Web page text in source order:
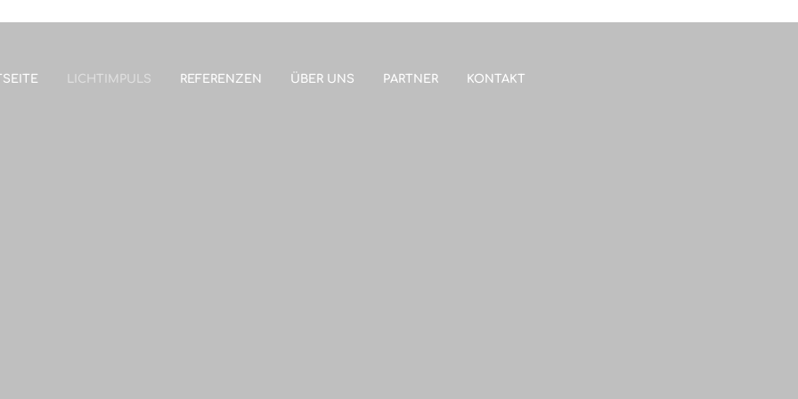
LICHTIMPULS REFERENZEN ÜBER UNS PARTNER KONTAKT